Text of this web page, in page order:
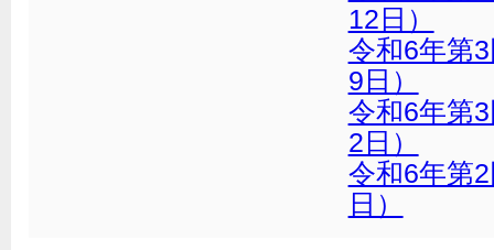
12日）
令和6年第
9日）
令和6年第
2日）
令和6年第
日）